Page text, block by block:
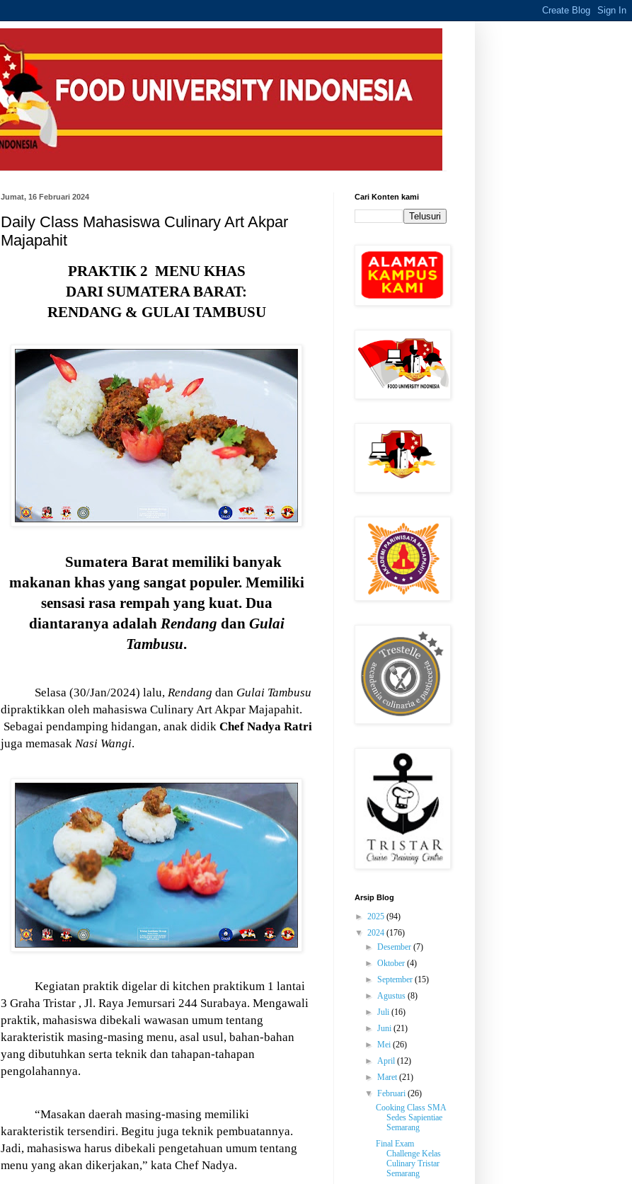
Jumat, 16 Februari 2024
Daily Class Mahasiswa Culinary Art Akpar
Majapahit
PRAKTIK 2 MENU KHAS
DARI SUMATERA BARAT:
RENDANG & GULAI TAMBUSU
Sumatera Barat memiliki banyak
makanan khas yang sangat populer. Memiliki
sensasi rasa rempah yang kuat. Dua
diantaranya adalah Rendang dan Gulai
Tambusu.
Selasa (30/Jan/2024) lalu, Rendang dan Gulai Tambusu
dipraktikkan oleh mahasiswa Culinary Art Akpar Majapahit.
Sebagai pendamping hidangan, anak didik Chef Nadya Ratri
juga memasak Nasi Wangi.
Kegiatan praktik digelar di kitchen praktikum 1 lantai
3 Graha Tristar , Jl. Raya Jemursari 244 Surabaya. Mengawali
praktik, mahasiswa dibekali wawasan umum tentang
karakteristik masing-masing menu, asal usul, bahan-bahan
yang dibutuhkan serta teknik dan tahapan-tahapan
pengolahannya.
“Masakan daerah masing-masing memiliki
karakteristik tersendiri. Begitu juga teknik pembuatannya.
Jadi, mahasiswa harus dibekali pengetahuan umum tentang
menu yang akan dikerjakan,” kata Chef Nadya.
Cari Konten kami
Arsip Blog
► 2025 (94)
▼ 2024 (176)
►Desember(7)
►Oktober(4)
►September(15)
►Agustus(8)
►Juli(16)
►Juni(21)
►Mei(26)
►April(12)
►Maret(21)
▼Februari(26)
Cooking Class SMA
Sedes Sapientiae
Semarang
Final Exam
Challenge Kelas
Culinary Tristar
Semarang